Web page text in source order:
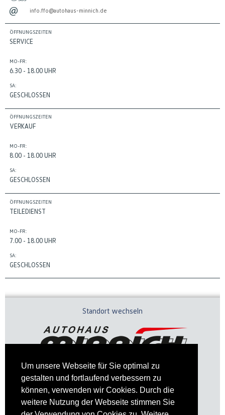
Um unsere Webseite für Sie optimal zu
gestalten und fortlaufend verbessern zu
können, verwenden wir Cookies. Durch die
weitere Nutzung der Webseite stimmen Sie
info.ffo@autohaus-minnich.de
ÖFFNUNGSZEITEN
SERVICE
MO-FR:
6.30 - 18.00 UHR
SA:
GESCHLOSSEN
ÖFFNUNGSZEITEN
VERKAUF
MO-FR:
8.00 - 18.00 UHR
SA:
GESCHLOSSEN
ÖFFNUNGSZEITEN
TEILEDIENST
MO-FR:
7.00 - 18.00 UHR
SA:
GESCHLOSSEN
Standort wechseln